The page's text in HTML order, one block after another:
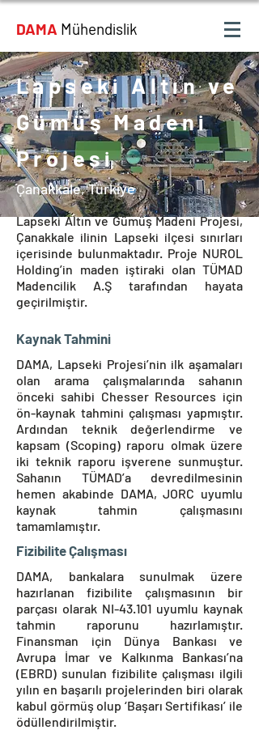
DAMA Mühendislik
Lapseki Altın ve
Gümüş Madeni
Projesi
Çanakkale, Türkiye
Lapseki Altın ve Gümüş Madeni Projesi,
Çanakkale ilinin Lapseki ilçesi sınırları
içerisinde bulunmaktadır. Proje NUROL
Holding’in maden iştiraki olan TÜMAD
Madencilik A.Ş tarafından hayata
geçirilmiştir.
Kaynak Tahmini
DAMA, Lapseki Projesi’nin ilk aşamaları
olan arama çalışmalarında sahanın
önceki sahibi Chesser Resources için
ön-kaynak tahmini çalışması yapmıştır.
Ardından teknik değerlendirme ve
kapsam (Scoping) raporu olmak üzere
iki teknik raporu işverene sunmuştur.
Sahanın TÜMAD’a devredilmesinin
hemen akabinde DAMA, JORC uyumlu
kaynak tahmin çalışmasını
tamamlamıştır.
Fizibilite Çalışması
DAMA, bankalara sunulmak üzere
hazırlanan fizibilite çalışmasının bir
parçası olarak NI-43.101 uyumlu kaynak
tahmin raporunu hazırlamıştır.
Finansman için Dünya Bankası ve
Avrupa İmar ve Kalkınma Bankası’na
(EBRD) sunulan fizibilite çalışması ilgili
yılın en başarılı projelerinden biri olarak
kabul görmüş olup ‘Başarı Sertifikası’ ile
ödüllendirilmiştir.